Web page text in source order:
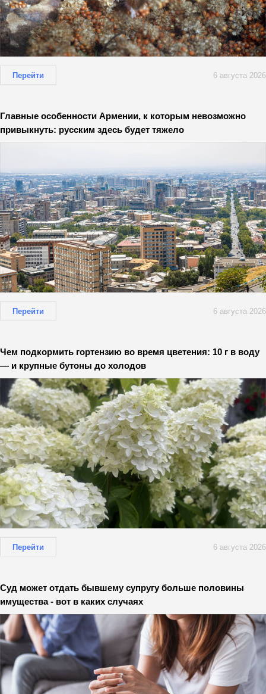
Перейти 6 августа 2026
Главные особенности Армении, к которым невозможно
привыкнуть: русским здесь будет тяжело
Перейти 6 августа 2026
Чем подкормить гортензию во время цветения: 10 г в воду
— и крупные бутоны до холодов
Перейти 6 августа 2026
Суд может отдать бывшему супругу больше половины
имущества - вот в каких случаях